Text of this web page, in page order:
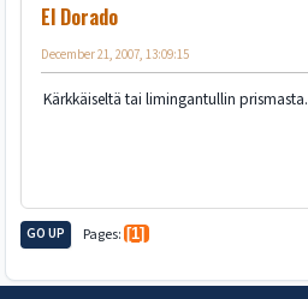
El Dorado
December 21, 2007, 13:09:15
Kärkkäiseltä tai limingantullin prismasta.
GO UP Pages 1